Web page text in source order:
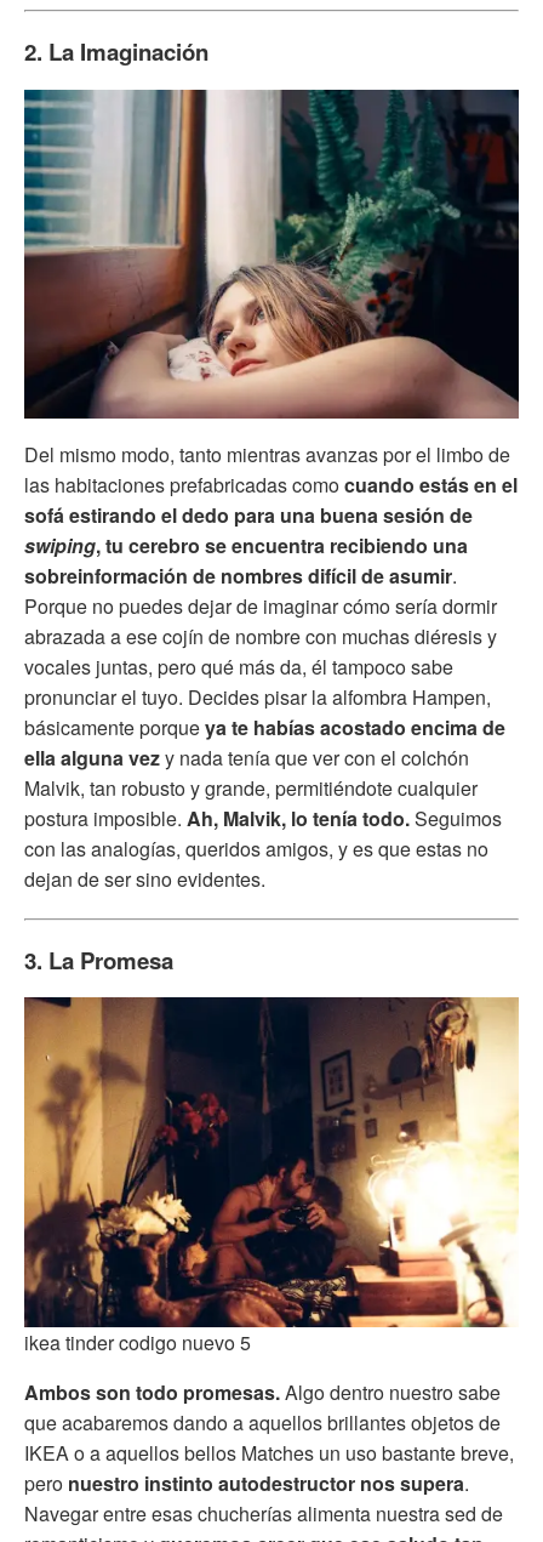
2. La Imaginación
Del mismo modo, tanto mientras avanzas por el limbo de
las habitaciones prefabricadas comocuando estás en el
sofá estirando el dedo para una buena sesión de
swiping, tu cerebro se encuentra recibiendo una
sobreinformación de nombres difícil de asumir.
Porque no puedes dejar de imaginar cómo sería dormir
abrazada a ese cojín de nombre con muchas diéresis y
vocales juntas, pero qué más da, él tampoco sabe
pronunciar el tuyo. Decides pisar la alfombra Hampen,
básicamente porqueya te habías acostado encima de
ella alguna vezy nada tenía que ver con el colchón
Malvik, tan robusto y grande, permitiéndote cualquier
postura imposible. Ah, Malvik, lo tenía todo.Seguimos
con las analogías, queridos amigos, y es que estas no
dejan de ser sino evidentes.
3. La Promesa
ikea tinder codigo nuevo 5
Ambos son todo promesas.Algo dentro nuestro sabe
que acabaremos dando a aquellos brillantes objetos de
IKEA o a aquellos bellos Matches un uso bastante breve,
pero nuestro instinto autodestructor nos supera.
Navegar entre esas chucherías alimenta nuestra sed de